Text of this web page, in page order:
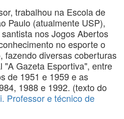
trabalhou na Escola de
Paulo (atualmente USP),
nos Jogos Abertos
no esporte o
fazendo diversas coberturas
"A Gazeta Esportiva", entre
de 1951 e 1959 e as
1988 e 1992. (texto do
Professor e técnico de